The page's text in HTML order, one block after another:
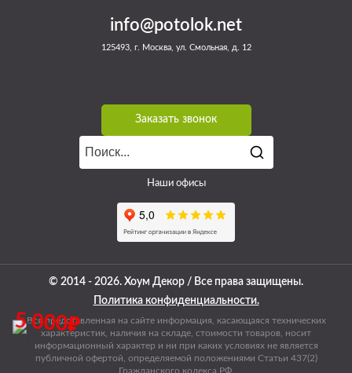
info@potolok.net
125493, г. Москва, ул. Смольная, д. 12
Заказать звонок
Наши офисы
© 2014 - 2026. Хоум Декор / Все права защищены.
Политика конфиденциальности.
Вся представленная на сайте информация, касающаяся технических
характеристик, наличия на складе, стоимости товаров, носит
информационный характер и ни при каких условиях не является
публичной офертой, определяемой положениями Статьи 437(2)
Гражданского кодекса РФ.
5 000₽